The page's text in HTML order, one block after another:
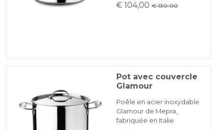
€ 104,00 € 130.00
Pot avec couvercle
Glamour
Poêle en acier inoxydable
Glamour de Mepra,
fabriquée en Italie